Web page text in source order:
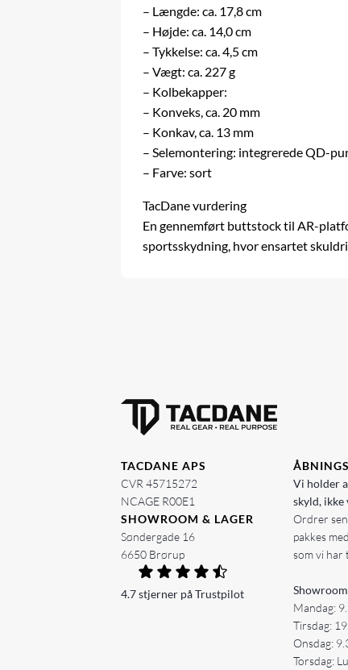
– Længde: ca. 17,8 cm
– Højde: ca. 14,0 cm
– Tykkelse: ca. 4,5 cm
– Vægt: ca. 227 g
– Kolbekapper:
– Konveks, ca. 20 mm
– Konkav, ca. 13 mm
– Selemontering: integrerede QD-
– Farve: sort
TacDane vurdering
En gennemført buttstock til AR-
sportsskydning, hvor ensartet
TACDANE APS
CVR 45715272
NCAGE R00E1
SHOWROOM & LAGER
Søndergade 16
6650 Brørup
4.7 stjerner på Trustpilot
Vi holder
skyld, ikke
Ordrer
pakkes
som vi har
Mandag:
Tirsdag:
Onsdag:
Torsdag: